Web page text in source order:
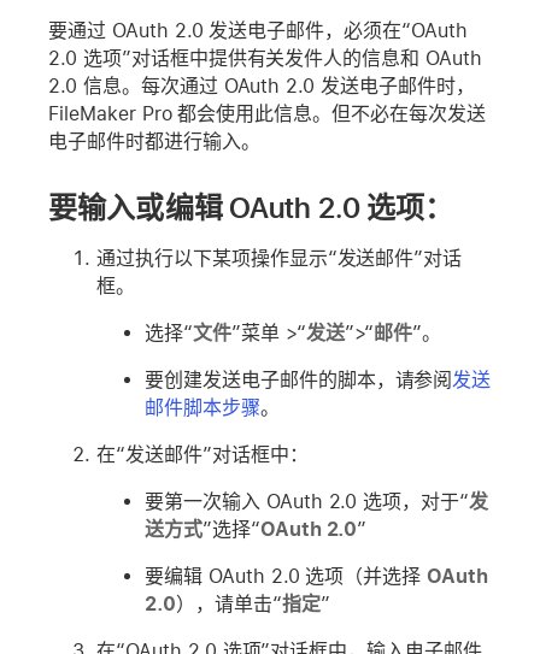
要通过 OAuth 2.0 发送电子邮件，必须在“OAuth
2.0 选项”对话框中提供有关发件人的信息和 OAuth
2.0 信息。每次通过 OAuth 2.0 发送电子邮件时，
FileMaker Pro 都会使用此信息。但不必在每次发送
电子邮件时都进行输入。
要输入或编辑 OAuth 2.0 选项：
通过执行以下某项操作显示“发送邮件”对话
框。
选择“文件”菜单 >“发送”>“邮件”。
要创建发送电子邮件的脚本，请参阅发送
邮件脚本步骤。
在“发送邮件”对话框中：
要第一次输入 OAuth 2.0 选项，对于“发
送方式”选择“OAuth 2.0”
要编辑 OAuth 2.0 选项（并选择 OAuth
2.0），请单击“指定”